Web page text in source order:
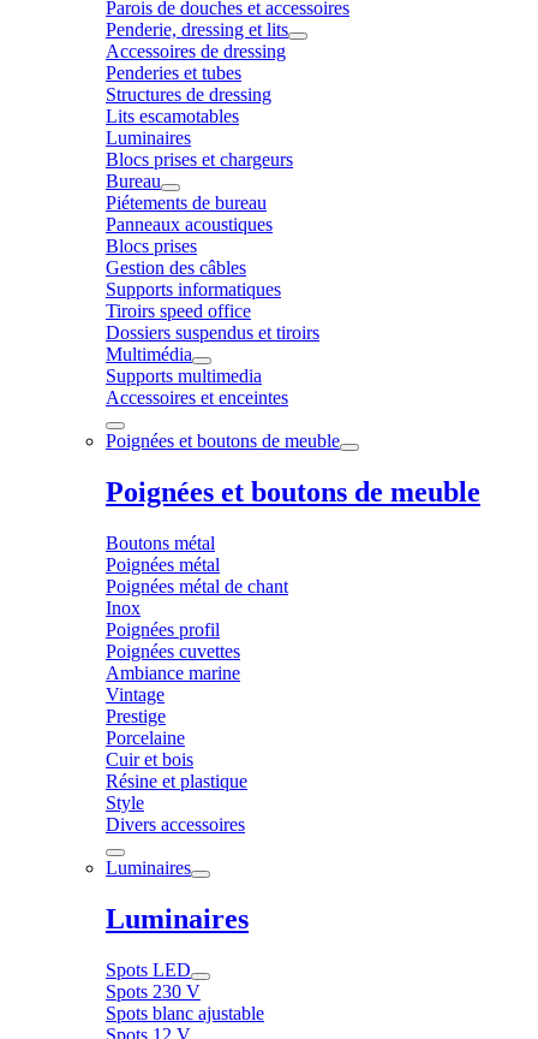
Parois de douches et accessoires
Penderie, dressing et lits
Accessoires de dressing
Penderies et tubes
Structures de dressing
Lits escamotables
Luminaires
Blocs prises et chargeurs
Bureau
Piétements de bureau
Panneaux acoustiques
Blocs prises
Gestion des câbles
Supports informatiques
Tiroirs speed office
Dossiers suspendus et tiroirs
Multimédia
Supports multimedia
Accessoires et enceintes
Poignées et boutons de meuble
Poignées et boutons de meuble
Boutons métal
Poignées métal
Poignées métal de chant
Inox
Poignées profil
Poignées cuvettes
Ambiance marine
Vintage
Prestige
Porcelaine
Cuir et bois
Résine et plastique
Style
Divers accessoires
Luminaires
Luminaires
Spots LED
Spots 230 V
Spots blanc ajustable
Spots 12 V